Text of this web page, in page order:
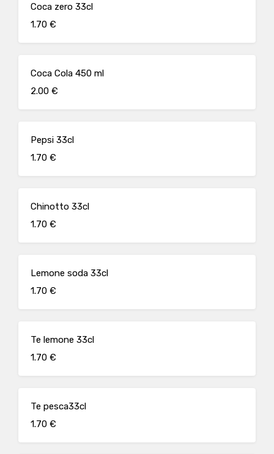
Coca zero 33cl
1.70 €
Coca Cola 450 ml
2.00 €
Pepsi 33cl
1.70 €
Chinotto 33cl
1.70 €
Lemone soda 33cl
1.70 €
Te lemone 33cl
1.70 €
Te pesca33cl
1.70 €